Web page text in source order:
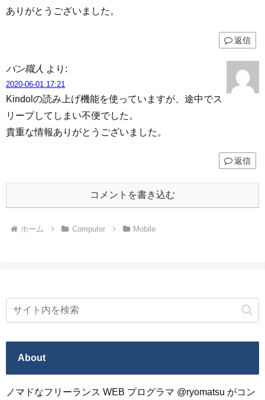
ありがとうございました。
返信
パン職人 より:
2020-06-01 17:21
Kindolの読み上げ機能を使っていますが、途中でス
リープしてしまい不便でした。
貴重な情報ありがとうございました。
返信
コメントを書き込む
ホーム Computer Mobile
About
ノマドなフリーランス WEB プログラマ @ryomatsu がコン